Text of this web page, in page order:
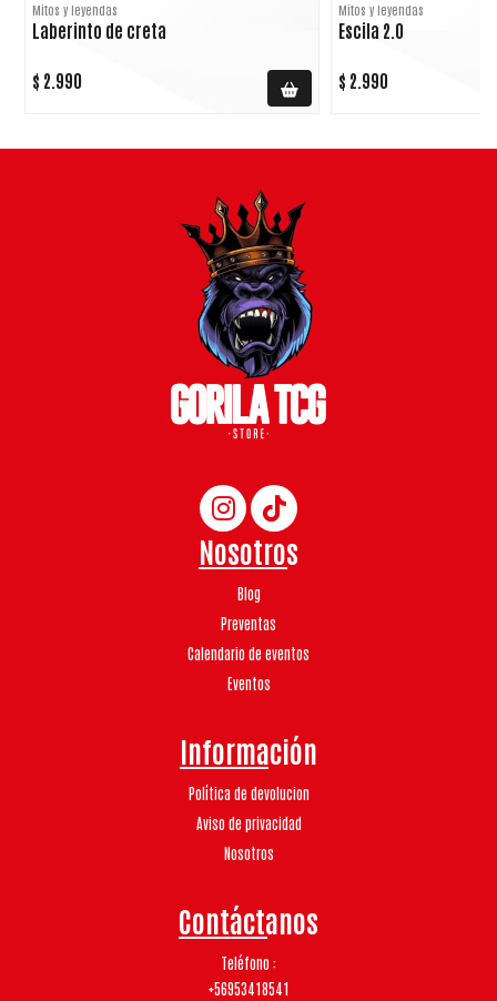
Mitos y leyendas
Laberinto de creta
$ 2.990
Mitos y leyendas
Escila 2.0
$ 2.990
Nosotros
Blog
Preventas
Calendario de eventos
Eventos
Información
Política de devolucion
Aviso de privacidad
Nosotros
Contáctanos
Teléfono
+56953418541